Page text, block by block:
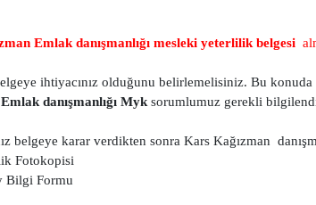
Emlak danışmanlığı mesleki yeterlilik belgesi
ihtiyacınız olduğunu belirlemelisiniz. Bu
danışmanlığı Myk sorumlumuz gerekli
belgeye karar verdikten sonra Kars Kağızman
Fotokopisi
Bilgi Formu